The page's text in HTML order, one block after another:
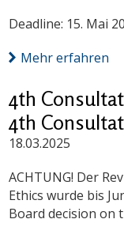
Deadline: 15. Mai
Mehr erfahren
4th
4th
18.03.2025
ACHTUNG! Der
Ethics wurde bis
Board decision on